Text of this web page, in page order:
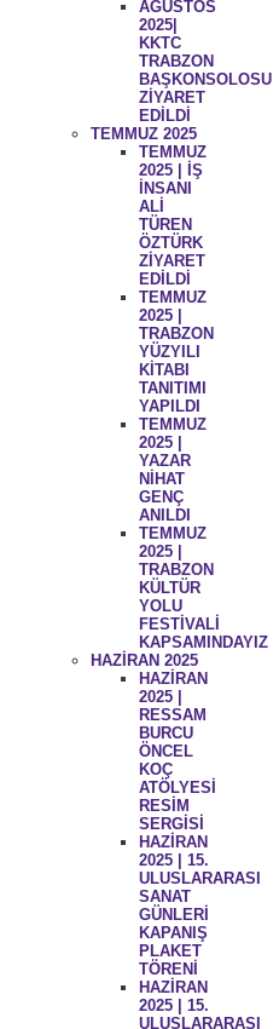
AĞUSTOS
2025|
KKTC
TRABZON
BAŞKONSOLOSU
ZİYARET
EDİLDİ
TEMMUZ 2025
TEMMUZ
2025 | İŞ
İNSANI
ALİ
TÜREN
ÖZTÜRK
ZİYARET
EDİLDİ
TEMMUZ
2025 |
TRABZON
YÜZYILI
KİTABI
TANITIMI
YAPILDI
TEMMUZ
2025 |
YAZAR
NİHAT
GENÇ
ANILDI
TEMMUZ
2025 |
TRABZON
KÜLTÜR
YOLU
FESTİVALİ
KAPSAMINDAYIZ
HAZİRAN 2025
HAZİRAN
2025 |
RESSAM
BURCU
ÖNCEL
KOÇ
ATÖLYESİ
RESİM
SERGİSİ
HAZİRAN
2025 | 15.
ULUSLARARASI
SANAT
GÜNLERİ
KAPANIŞ
PLAKET
TÖRENİ
HAZİRAN
2025 | 15.
ULUSLARARASI